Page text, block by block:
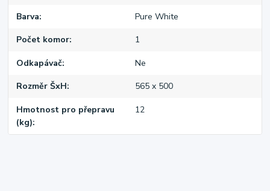
Barva Pure White
Počet komor 1
Odkapávač Ne
Rozměr ŠxH 565 x 500
Hmotnost pro přepravu
(kg)
12